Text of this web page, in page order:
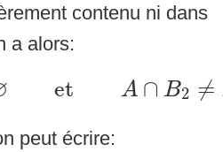
contenu ni dans
a alors:
et A ∩ B2 ≠
et 2≠∅
peut écrire: